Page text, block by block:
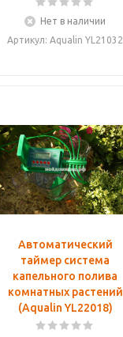
Нет в наличии
Артикул: Aqualin YL21032
Автоматический
таймер система
капельного полива
комнатных растений
(Aqualin YL22018)